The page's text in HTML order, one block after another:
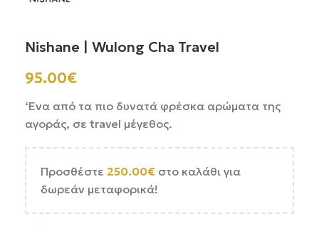
Nishane | Wulong Cha Travel
95.00€
‘Ενα από τα πιο δυνατά φρέσκα αρώματα της
αγοράς, σε travel μέγεθος.
Προσθέστε 250.00€ στο καλάθι για
δωρεάν μεταφορικά!